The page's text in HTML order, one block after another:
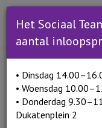
Open en
Menu
Lees voor
Home Van
Het Sociaal
aantal
• Dinsdag
• Woensdag
• Donderdag
Dukatenplein 2